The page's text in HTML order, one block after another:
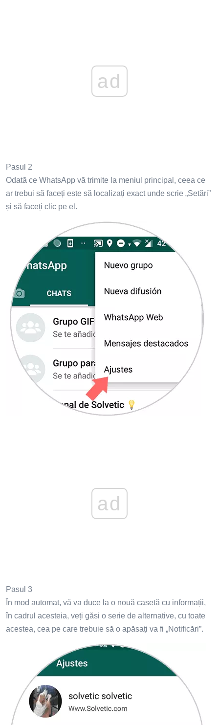
ad
Pasul 2
Odată ce WhatsApp vă trimite la meniul principal, ceea ce
ar trebui să faceți este să localizați exact unde scrie „Setări”
și să faceți clic pe el.
ad
Pasul 3
În mod automat, vă va duce la o nouă casetă cu informații,
în cadrul acesteia, veți găsi o serie de alternative, cu toate
acestea, cea pe care trebuie să o apăsați va fi „Notificări”.